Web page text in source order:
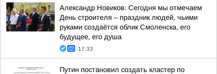
Александр Новиков: Сегодня мы отмечаем
День строителя – праздник людей, чьими
руками создаётся облик Смоленска, его
будущее, его душа
17:33
Путин постановил создать кластер по